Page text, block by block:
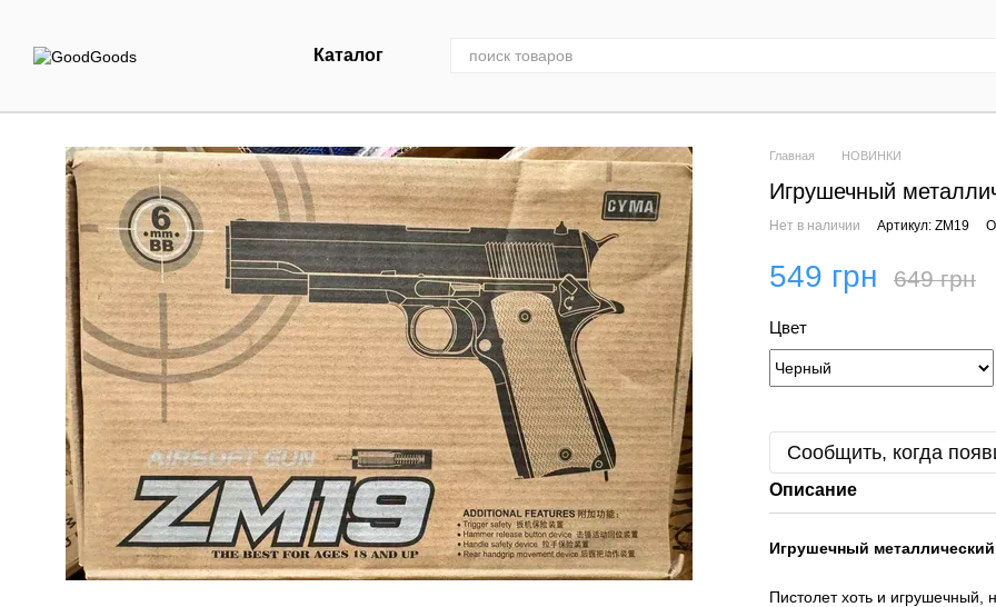
Каталог
Главная НОВИНКИ
Игрушечный
Нет в наличии Артикул: ZM19
549 грн 649 грн
Цвет
Сообщить, когда
Описание
Игрушечный металлический
Пистолет хоть и игрушечный,